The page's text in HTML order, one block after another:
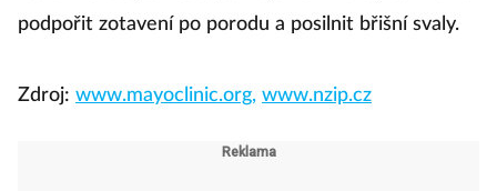
podpořit zotavení po porodu a posilnit břišní svaly.
Zdroj: www.mayoclinic.org, www.nzip.cz